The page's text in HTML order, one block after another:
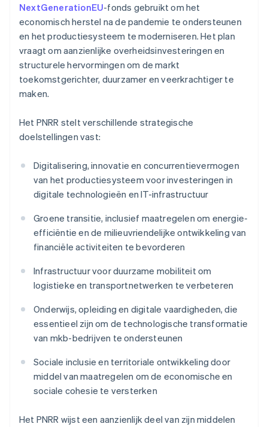
NextGenerationEU-fonds gebruikt om het
economisch herstel na de pandemie te ondersteunen
en het productiesysteem te moderniseren. Het plan
vraagt om aanzienlijke overheidsinvesteringen en
structurele hervormingen om de markt
toekomstgerichter, duurzamer en veerkrachtiger te
maken.
Het PNRR stelt verschillende strategische
doelstellingen vast:
Digitalisering, innovatie en concurrentievermogen
van het productiesysteem voor investeringen in
digitale technologieën en IT-infrastructuur
Groene transitie, inclusief maatregelen om energie-
efficiëntie en de milieuvriendelijke ontwikkeling van
financiële activiteiten te bevorderen
Infrastructuur voor duurzame mobiliteit om
logistieke en transportnetwerken te verbeteren
Onderwijs, opleiding en digitale vaardigheden, die
essentieel zijn om de technologische transformatie
van mkb-bedrijven te ondersteunen
Sociale inclusie en territoriale ontwikkeling door
middel van maatregelen om de economische en
sociale cohesie te versterken
Het PNRR wijst een aanzienlijk deel van zijn middelen